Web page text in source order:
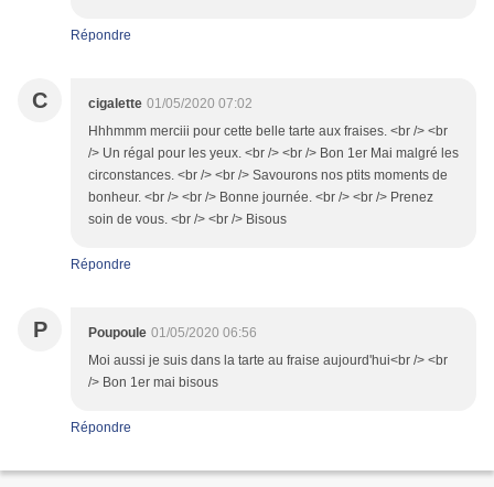
Répondre
C cigalette 01/05/2020 07:02
Hhhmmm merciii pour cette belle tarte aux fraises. <br /> <br
/> Un régal pour les yeux. <br /> <br /> Bon 1er Mai malgré les
circonstances. <br /> <br /> Savourons nos ptits moments de
bonheur. <br /> <br /> Bonne journée. <br /> <br /> Prenez
soin de vous. <br /> <br /> Bisous
Répondre
P Poupoule 01/05/2020 06:56
Moi aussi je suis dans la tarte au fraise aujourd'hui<br /> <br
/> Bon 1er mai bisous
Répondre